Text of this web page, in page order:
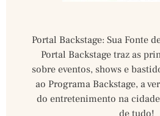
Portal Backstage: Sua Fonte
Portal Backstage traz as
sobre eventos, shows e
ao Programa Backstage, a
do entretenimento na
de tudo!